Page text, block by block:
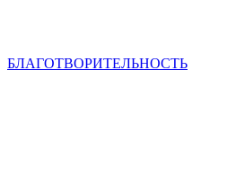
БЛАГОТВОРИТЕЛЬНОСТЬ